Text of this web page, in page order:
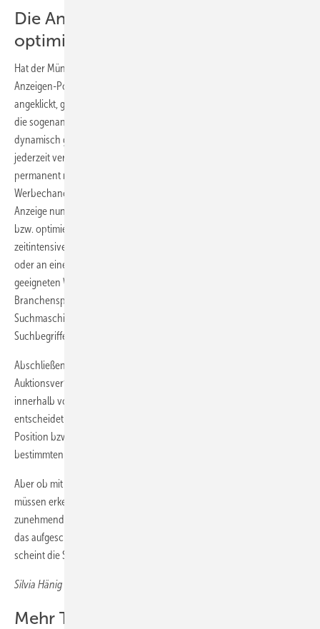
Die Anzeige muss regelmäßig
optimiert werden
Hat der Münchner Heizungsfachhandwerker die angestrebte
Anzeigen-Position erreicht und wird von vielen Interessenten
angeklickt, gilt es nun, diese Position beizubehalten. Und hier kommt
die sogenannte Optimierung ins Spiel. Da das Auktionsverfahren
dynamisch gehalten wird, kann sich die Top-Position des Betriebes
jederzeit verändern. Das heißt, die beschriebenen Kriterien werden
permanent neu gewichtet und ausgelotet, damit alle eine faire
Werbechance erhalten. Er muss jetzt dafür sorgen, dass er seine
Anzeige nun immer wieder an die veränderten Bedingungen anpasst
bzw. optimiert. Denn Optimierung bedeutet mehr Klicks. Diese recht
zeitintensive Arbeit kann der Heizungsinstallateur selbst übernehmen
oder an einen Werbepartner auslagern. Bei der Suche nach einem
geeigneten Werbepartner ist es ratsam, bei ihm auf eine
Branchenspezialisierung zu achten. Denn eine erfolgreiche
Suchmaschinenwerbung hängt sehr stark von den richtigen
Suchbegriffen und Anzeigentexte ab.
Abschließend sei noch erwähnt, dass das beschriebene
Auktionsverfahren für die Positionierung der werblichen Textanzeige
innerhalb von Google nicht auf die organische Suche zutrifft. Hier
entscheidet ein Google spezifischer Algorithmus über die jeweilige
Position bzw. Reihenfolge der Webseiten, die bei Eingabe von
bestimmten Suchwörtern erscheinen.
Aber ob mit oder ohne externe Hilfe: Lokale SHK-Handwerksbetriebe
müssen erkennen, dass der direkte Kontakt mit dem Kunden
zunehmend auch über das Internet führt. Hier liegt großes Potenzial,
das aufgeschlossen werden möchte. Und einer dieser Schlüssel
scheint die Suchmaschinenwerbung zu sein.
Silvia Hänig
Mehr Traffic für Ihre Webseite